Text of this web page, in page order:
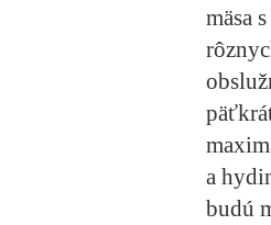
mäsa
a
budú